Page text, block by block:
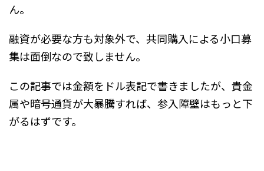
ん。
融資が必要な方も対象外で、共同購入による小口募
集は面倒なので致しません。
この記事では金額をドル表記で書きましたが、貴金
属や暗号通貨が大暴騰すれば、参入障壁はもっと下
がるはずです。